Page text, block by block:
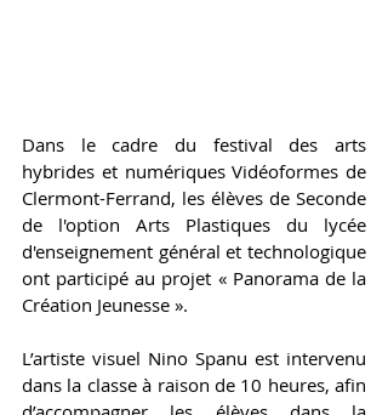
Dans le cadre du festival des arts
hybrides et numériques Vidéoformes de
Clermont-Ferrand, les élèves de Seconde
de l'option Arts Plastiques du lycée
d'enseignement général et technologique
ont participé au projet « Panorama de la
Création Jeunesse ».
L’artiste visuel Nino Spanu est intervenu
dans la classe à raison de 10 heures, afin